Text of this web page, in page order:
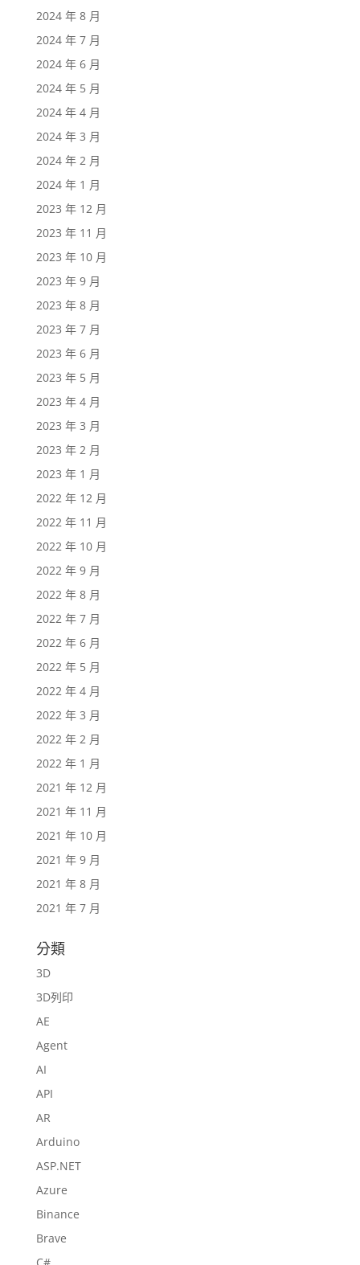
2024 年 8 月
2024 年 7 月
2024 年 6 月
2024 年 5 月
2024 年 4 月
2024 年 3 月
2024 年 2 月
2024 年 1 月
2023 年 12 月
2023 年 11 月
2023 年 10 月
2023 年 9 月
2023 年 8 月
2023 年 7 月
2023 年 6 月
2023 年 5 月
2023 年 4 月
2023 年 3 月
2023 年 2 月
2023 年 1 月
2022 年 12 月
2022 年 11 月
2022 年 10 月
2022 年 9 月
2022 年 8 月
2022 年 7 月
2022 年 6 月
2022 年 5 月
2022 年 4 月
2022 年 3 月
2022 年 2 月
2022 年 1 月
2021 年 12 月
2021 年 11 月
2021 年 10 月
2021 年 9 月
2021 年 8 月
2021 年 7 月
分類
3D
3D列印
AE
Agent
AI
API
AR
Arduino
ASP.NET
Azure
Binance
Brave